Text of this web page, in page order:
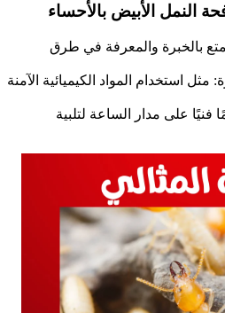
النمل الأبيض بالأحساء
بالخبرة والمعرفة في طرق
مثل استخدام المواد الكيميائية الآمنة
فنيًا على مدار الساعة لتلبية